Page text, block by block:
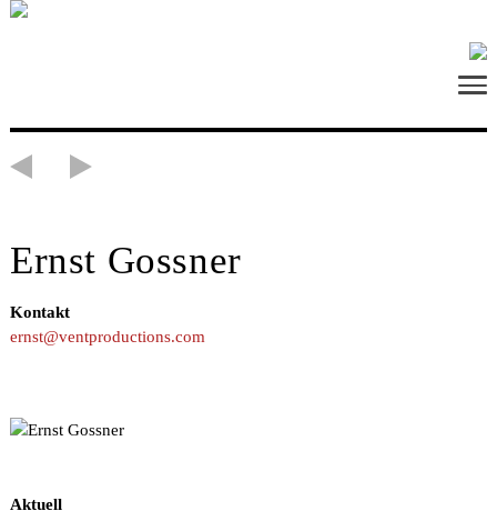
Ernst Gossner
Kontakt
ernst@ventproductions.com
Aktuell